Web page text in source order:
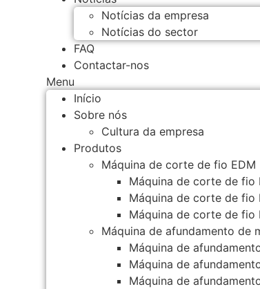
Notícias da empresa
Notícias do sector
FAQ
Contactar-nos
Menu
Início
Sobre nós
Cultura da empresa
Produtos
Máquina de corte de fio EDM
Máquina de corte de fio
Máquina de corte de fio
Máquina de corte de fio
Máquina de afundamento de
Máquina de
Máquina de
Máquina de